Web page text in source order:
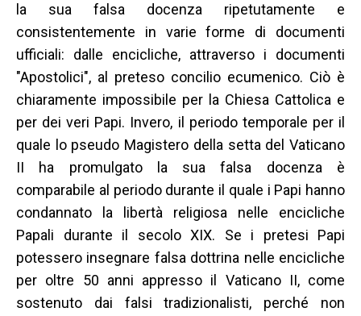
la sua falsa docenza ripetutamente e
consistentemente in varie forme di documenti
ufficiali: dalle encicliche, attraverso i documenti
"Apostolici", al preteso concilio ecumenico. Ciò è
chiaramente impossibile per la Chiesa Cattolica e
per dei veri Papi. Invero, il periodo temporale per il
quale lo pseudo Magistero della setta del Vaticano
II ha promulgato la sua falsa docenza è
comparabile al periodo durante il quale i Papi hanno
condannato la libertà religiosa nelle encicliche
Papali durante il secolo XIX. Se i pretesi Papi
potessero insegnare falsa dottrina nelle encicliche
per oltre 50 anni appresso il Vaticano II, come
sostenuto dai falsi tradizionalisti, perché non